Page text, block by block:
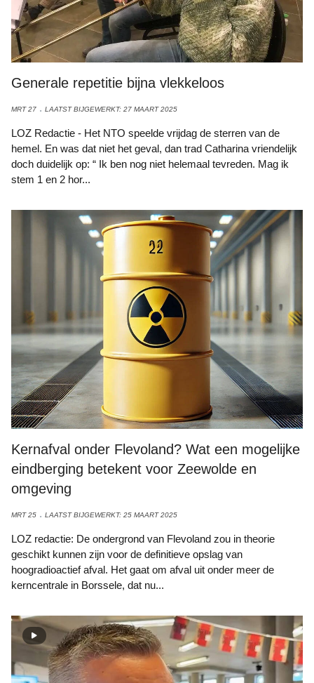
Generale repetitie bijna vlekkeloos
MRT 27 LAATST BIJGEWERKT: 27 MAART 2025
LOZ Redactie - Het NTO speelde vrijdag de sterren van de
hemel. En was dat niet het geval, dan trad Catharina vriendelijk
doch duidelijk op: “ Ik ben nog niet helemaal tevreden. Mag ik
stem 1 en 2 hor...
Kernafval onder Flevoland? Wat een mogelijke
eindberging betekent voor Zeewolde en
omgeving
MRT 25 LAATST BIJGEWERKT: 25 MAART 2025
LOZ redactie: De ondergrond van Flevoland zou in theorie
geschikt kunnen zijn voor de definitieve opslag van
hoogradioactief afval. Het gaat om afval uit onder meer de
kerncentrale in Borssele, dat nu...